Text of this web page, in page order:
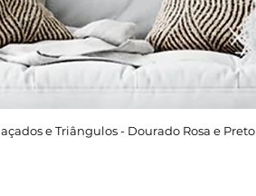
e Triângulos - Dourado Rosa e Preto